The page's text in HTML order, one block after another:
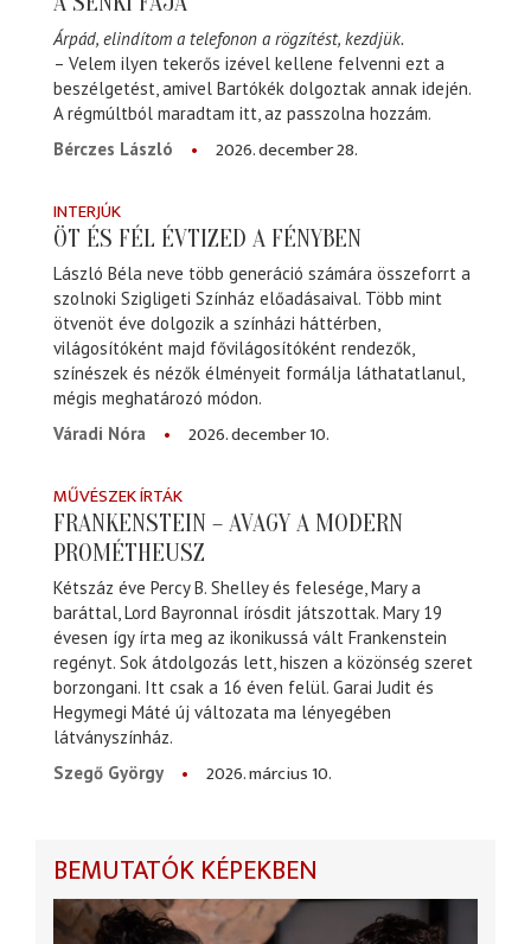
Árpád, elindítom a telefonon a rögzítést, kezdjük.
– Velem ilyen tekerős izével kellene felvenni ezt a
beszélgetést, amivel Bartókék dolgoztak annak idején.
A régmúltból maradtam itt, az passzolna hozzám.
Bérczes László
2026. december 28.
INTERJÚK
ÖT ÉS FÉL ÉVTIZED A FÉNYBEN
László Béla neve több generáció számára összeforrt a
szolnoki Szigligeti Színház előadásaival. Több mint
ötvenöt éve dolgozik a színházi háttérben,
világosítóként majd fővilágosítóként rendezők,
színészek és nézők élményeit formálja láthatatlanul,
mégis meghatározó módon.
Váradi Nóra
2026. december 10.
MŰVÉSZEK ÍRTÁK
FRANKENSTEIN – AVAGY A MODERN
PROMÉTHEUSZ
Kétszáz éve Percy B. Shelley és felesége, Mary a
baráttal, Lord Bayronnal írósdit játszottak. Mary 19
évesen így írta meg az ikonikussá vált Frankenstein
regényt. Sok átdolgozás lett, hiszen a közönség szeret
borzongani. Itt csak a 16 éven felül. Garai Judit és
Hegymegi Máté új változata ma lényegében
látványszínház.
Szegő György
2026. március 10.
BEMUTATÓK KÉPEKBEN